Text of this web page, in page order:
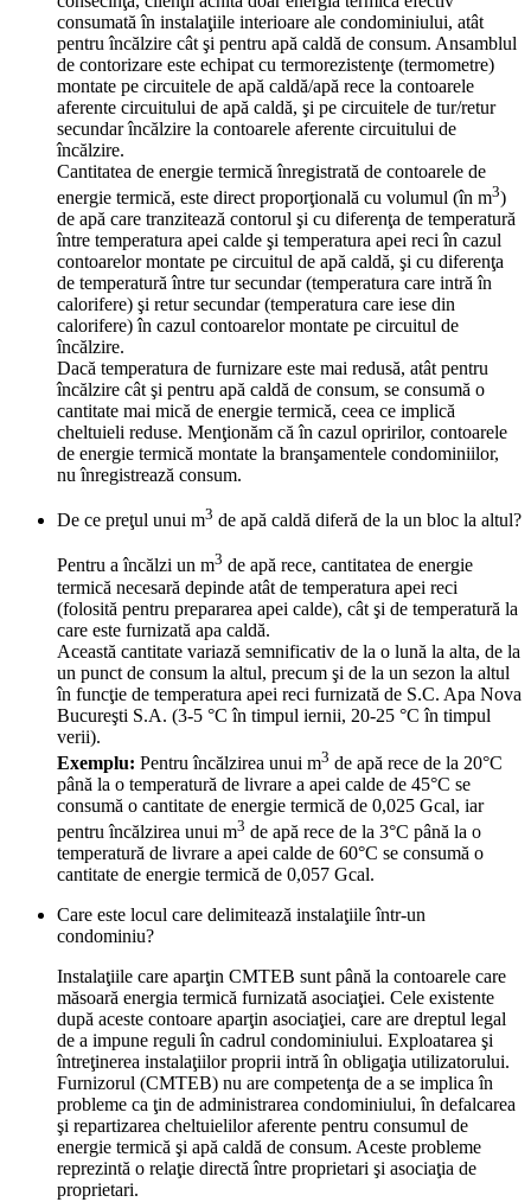
consumată în instalaţiile interioare ale condominiului, atât
pentru încălzire cât şi pentru apă caldă de consum. Ansamblul
de contorizare este echipat cu termorezistenţe (termometre)
montate pe circuitele de apă caldă/apă rece la contoarele
aferente circuitului de apă caldă, şi pe circuitele de tur/retur
secundar încălzire la contoarele aferente circuitului de
încălzire.
Cantitatea de energie termică înregistrată de contoarele de
energie termică, este direct proporţională cu volumul (în m3)
de apă care tranzitează contorul şi cu diferenţa de temperatură
între temperatura apei calde şi temperatura apei reci în cazul
contoarelor montate pe circuitul de apă caldă, şi cu diferenţa
de temperatură între tur secundar (temperatura care intră în
calorifere) şi retur secundar (temperatura care iese din
calorifere) în cazul contoarelor montate pe circuitul de
încălzire.
Dacă temperatura de furnizare este mai redusă, atât pentru
încălzire cât şi pentru apă caldă de consum, se consumă o
cantitate mai mică de energie termică, ceea ce implică
cheltuieli reduse. Menţionăm că în cazul opririlor, contoarele
de energie termică montate la branşamentele condominiilor,
nu înregistrează consum.
De ce preţul unui m3 de apă caldă diferă de la un bloc la altul?
Pentru a încălzi un m3 de apă rece, cantitatea de energie
termică necesară depinde atât de temperatura apei reci
(folosită pentru prepararea apei calde), cât şi de temperatură la
care este furnizată apa caldă.
Această cantitate variază semnificativ de la o lună la alta, de la
un punct de consum la altul, precum şi de la un sezon la altul
în funcţie de temperatura apei reci furnizată de S.C. Apa Nova
Bucureşti S.A. (3-5 °C în timpul iernii, 20-25 °C în timpul
verii).
Exemplu: Pentru încălzirea unui m3 de apă rece de la 20°C
până la o temperatură de livrare a apei calde de 45°C se
consumă o cantitate de energie termică de 0,025 Gcal, iar
pentru încălzirea unui m3 de apă rece de la 3°C până la o
temperatură de livrare a apei calde de 60°C se consumă o
cantitate de energie termică de 0,057 Gcal.
Care este locul care delimitează instalaţiile într-un
condominiu?
Instalaţiile care aparţin CMTEB sunt până la contoarele care
măsoară energia termică furnizată asociaţiei. Cele existente
după aceste contoare aparţin asociaţiei, care are dreptul legal
de a impune reguli în cadrul condominiului. Exploatarea şi
întreţinerea instalaţiilor proprii intră în obligaţia utilizatorului.
Furnizorul (CMTEB) nu are competenţa de a se implica în
probleme ca ţin de administrarea condominiului, în defalcarea
şi repartizarea cheltuielilor aferente pentru consumul de
energie termică şi apă caldă de consum. Aceste probleme
reprezintă o relaţie directă între proprietari şi asociaţia de
proprietari.